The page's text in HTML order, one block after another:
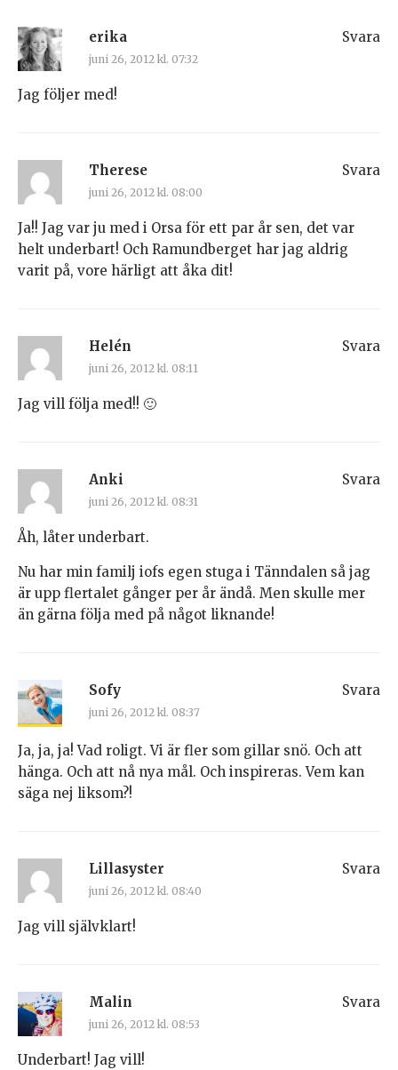
erika
juni 26, 2012 kl. 07:32
Jag följer med!
Svara
Therese
juni 26, 2012 kl. 08:00
Ja!! Jag var ju med i Orsa för ett par år sen, det var
helt underbart! Och Ramundberget har jag aldrig
varit på, vore härligt att åka dit!
Svara
Helén
juni 26, 2012 kl. 08:11
Jag vill följa med!! 🙂
Svara
Anki
juni 26, 2012 kl. 08:31
Åh, låter underbart.
Nu har min familj iofs egen stuga i Tänndalen så jag
är upp flertalet gånger per år ändå. Men skulle mer
än gärna följa med på något liknande!
Svara
Sofy
juni 26, 2012 kl. 08:37
Ja, ja, ja! Vad roligt. Vi är fler som gillar snö. Och att
hänga. Och att nå nya mål. Och inspireras. Vem kan
säga nej liksom?!
Svara
Lillasyster
juni 26, 2012 kl. 08:40
Jag vill självklart!
Svara
Malin
juni 26, 2012 kl. 08:53
Underbart! Jag vill!
Svara